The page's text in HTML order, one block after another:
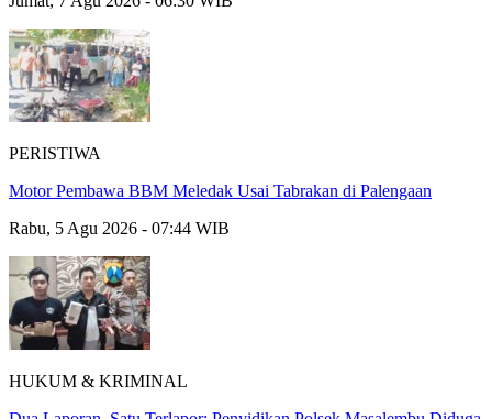
PERISTIWA
Motor Pembawa BBM Meledak Usai Tabrakan di Palengaan
Rabu, 5 Agu 2026 - 07:44 WIB
HUKUM & KRIMINAL